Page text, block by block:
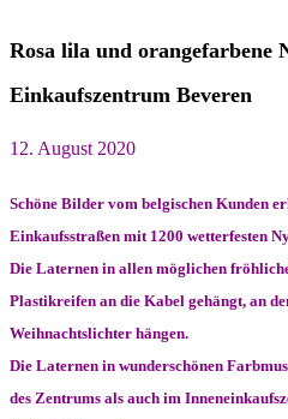
Rosa lila und orangefarbene
Einkaufszentrum Beveren
12. August 2020
Schöne Bilder vom belgischen Kunden
Einkaufsstraßen mit 1200 wetterfesten
Die Laternen in allen möglichen
Plastikreifen an die Kabel gehängt, an
Weihnachtslichter hängen.
Die Laternen in wunderschönen
des Zentrums als auch im